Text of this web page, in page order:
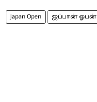
Japan Open ஜப்பான் ஓபன்